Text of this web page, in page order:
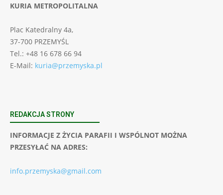
KURIA METROPOLITALNA
Plac Katedralny 4a,
37-700 PRZEMYŚL
Tel.: +48 16 678 66 94
E-Mail: kuria@przemyska.pl
REDAKCJA STRONY
INFORMACJE Z ŻYCIA PARAFII I WSPÓLNOT MOŻNA
PRZESYŁAĆ NA ADRES:
info.przemyska@gmail.com